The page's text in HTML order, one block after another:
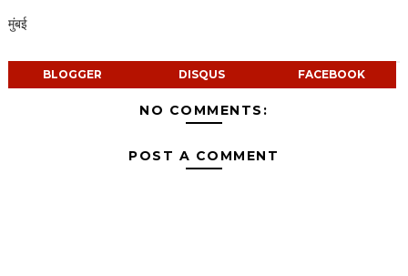
मुंबई
BLOGGER DISQUS FACEBOOK
NO COMMENTS:
POST A COMMENT